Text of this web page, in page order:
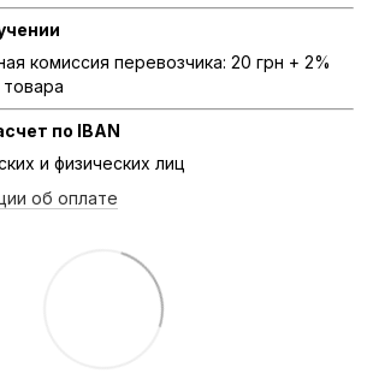
комиссия перевозчика: 20 грн + 2%
по IBAN
и физических лиц
об оплате